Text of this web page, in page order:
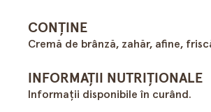
CONȚINE
Cremă de brânză, zahăr, afine,
INFORMAȚII NUTRIȚIONALE
Informații disponibile în curând.